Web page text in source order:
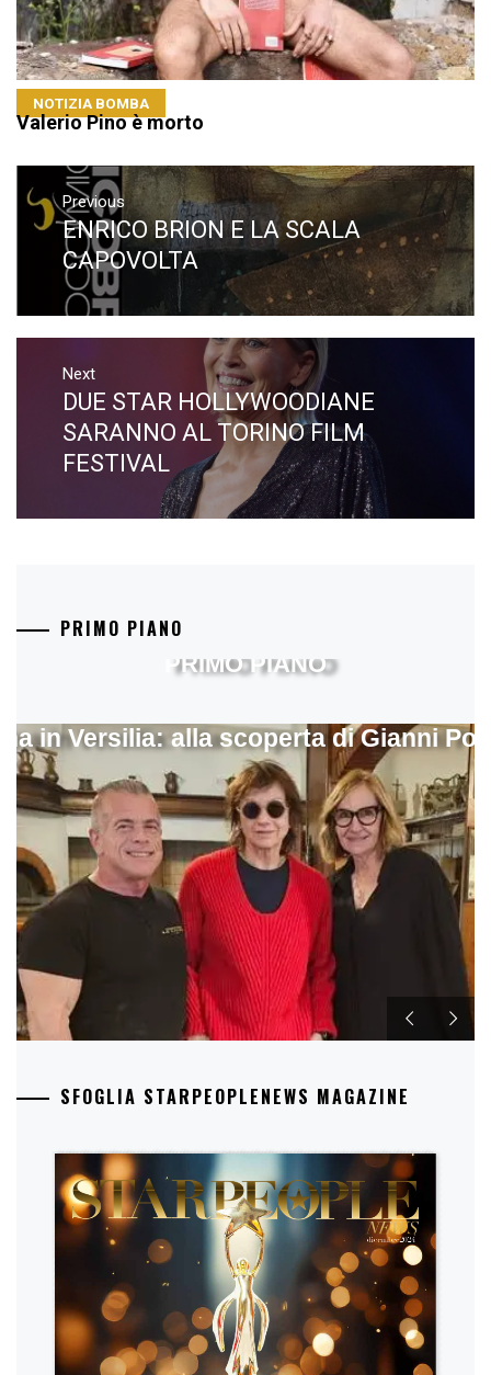
NOTIZIA BOMBA
Valerio Pino è morto
Navigazione
articoli
Previous
Previous
post:
ENRICO BRION E LA SCALA
CAPOVOLTA
Next
Next
post:
DUE STAR HOLLYWOODIANE
SARANNO AL TORINO FILM
FESTIVAL
PRIMO PIANO
in Versilia: alla scoperta di Gianni
PRIMO PIANO
SFOGLIA STARPEOPLENEWS MAGAZINE